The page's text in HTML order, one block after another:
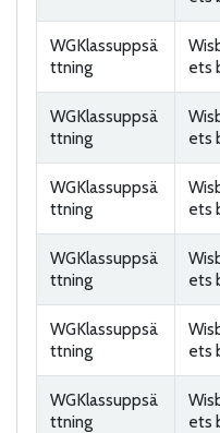
WGKlassuppsä
ttning
ets
WGKlassuppsä
ttning
ets
WGKlassuppsä
ttning
ets
WGKlassuppsä
ttning
ets
WGKlassuppsä
ttning
ets
WGKlassuppsä
ttning
ets